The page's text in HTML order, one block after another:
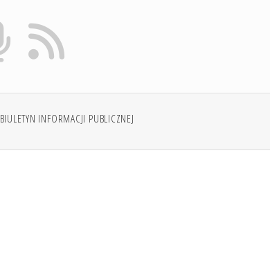
BIULETYN INFORMACJI PUBLICZNEJ